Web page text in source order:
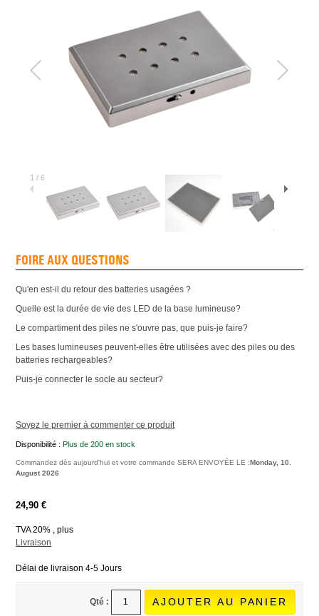
1 /6
FOIRE AUX QUESTIONS
Qu'en est-il du retour des batteries usagées ?
Quelle est la durée de vie des LED de la base lumineuse?
Le compartiment des piles ne s'ouvre pas, que puis-je faire?
Les bases lumineuses peuvent-elles être utilisées avec des piles ou des
batteries rechargeables?
Puis-je connecter le socle au secteur?
Soyez le premier à commenter ce produit
Disponibilité :Plus de 200 en stock
Commandez dès aujourd'hui et votre commande SERA ENVOYÉE LE :Monday, 10.
August 2026
24,90 €
TVA 20% , plus
Livraison
Délai de livraison 4-5 Jours
Qté : AJOUTER AU PANIER